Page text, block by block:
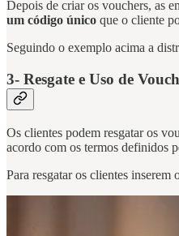
Depois de criar os vouchers, as
um código único que o cliente
Seguindo o exemplo acima a
3- Resgate e Uso de
Os clientes podem resgatar os
acordo com os termos definidos
Para resgatar os clientes